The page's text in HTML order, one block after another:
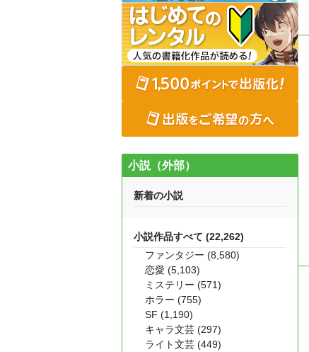
小説（外部）
新着の小説
小説作品すべて (22,262)
ファンタジー (8,580)
恋愛 (5,103)
ミステリー (571)
ホラー (755)
SF (1,190)
キャラ文芸 (297)
ライト文芸 (449)